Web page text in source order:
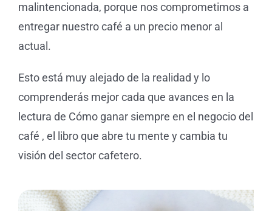
malintencionada, porque nos comprometimos a
entregar nuestro café a un precio menor al
actual.
Esto está muy alejado de la realidad y lo
comprenderás mejor cada que avances en la
lectura de Cómo ganar siempre en el negocio del
café , el libro que abre tu mente y cambia tu
visión del sector cafetero.